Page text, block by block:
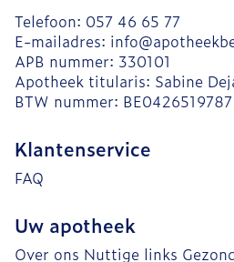
Telefoon: 057 46 65 77
E-mailadres: info@
APB nummer: 330101
Apotheek titularis: Sabine
BTW nummer: BE0426519787
Klantenservice
FAQ
Uw apotheek
Over ons Nuttige links